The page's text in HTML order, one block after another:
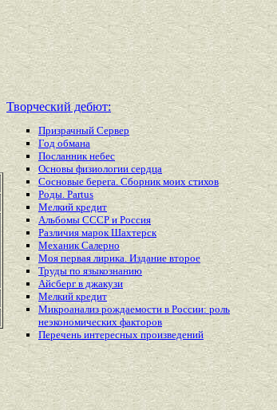
Творческий дебют:
Призрачный Сервер
Год обмана
Посланник небес
Основы физиологии сердца
Сосновые берега. Сборник моих стихов
Роды. Partus
Мелкий кредит
Альбомы СССР и Россия
Различия марок Шахтерск
Механик Салерно
Моя первая лирика. Издание второе
Труды по языкознанию
Айсберг в джакузи
Мелкий кредит
Микроанализ рождаемости в России: роль
неэкономических факторов
Перечень интересныхпроизведений